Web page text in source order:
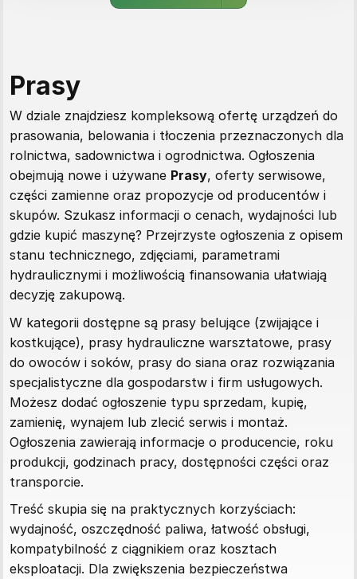
Prasy
W dziale znajdziesz kompleksową ofertę urządzeń do
prasowania, belowania i tłoczenia przeznaczonych dla
rolnictwa, sadownictwa i ogrodnictwa. Ogłoszenia
obejmują nowe i używane Prasy, oferty serwisowe,
części zamienne oraz propozycje od producentów i
skupów. Szukasz informacji o cenach, wydajności lub
gdzie kupić maszynę? Przejrzyste ogłoszenia z opisem
stanu technicznego, zdjęciami, parametrami
hydraulicznymi i możliwością finansowania ułatwiają
decyzję zakupową.
W kategorii dostępne są prasy belujące (zwijające i
kostkujące), prasy hydrauliczne warsztatowe, prasy
do owoców i soków, prasy do siana oraz rozwiązania
specjalistyczne dla gospodarstw i firm usługowych.
Możesz dodać ogłoszenie typu sprzedam, kupię,
zamienię, wynajem lub zlecić serwis i montaż.
Ogłoszenia zawierają informacje o producencie, roku
produkcji, godzinach pracy, dostępności części oraz
transporcie.
Treść skupia się na praktycznych korzyściach:
wydajność, oszczędność paliwa, łatwość obsługi,
kompatybilność z ciągnikiem oraz kosztach
eksploatacji. Dla zwiększenia bezpieczeństwa